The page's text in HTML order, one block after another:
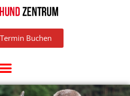
Buchen